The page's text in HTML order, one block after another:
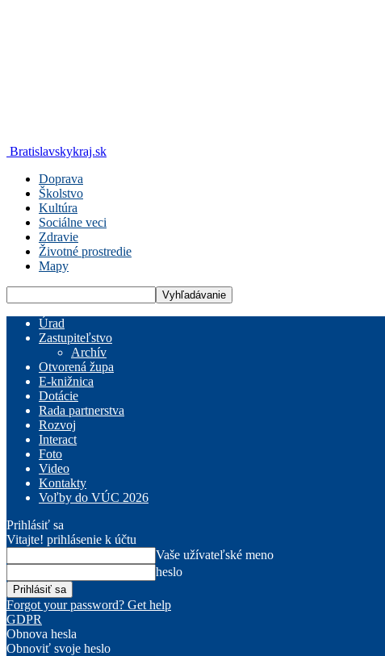
Bratislavskykraj.sk
Doprava
Školstvo
Kultúra
Sociálne veci
Zdravie
Životné prostredie
Mapy
Úrad
Zastupiteľstvo
Archív
Otvorená župa
E-knižnica
Dotácie
Rada partnerstva
Rozvoj
Interact
Foto
Video
Kontakty
Voľby do VÚC 2026
Prihlásiť sa
Vitajte! prihlásenie k účtu
Vaše užívateľské meno
heslo
Forgot your password? Get help
GDPR
Obnova hesla
Obnoviť svoje heslo